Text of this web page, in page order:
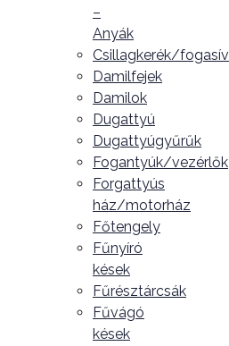
–
Anyák
Csillagkerék/fogasív
Damilfejek
Damilok
Dugattyú
Dugattyúgyűrűk
Fogantyúk/vezérlők
Forgattyús
ház/motorház
Főtengely
Fűnyíró
kések
Fűrésztárcsák
Fűvágó
kések